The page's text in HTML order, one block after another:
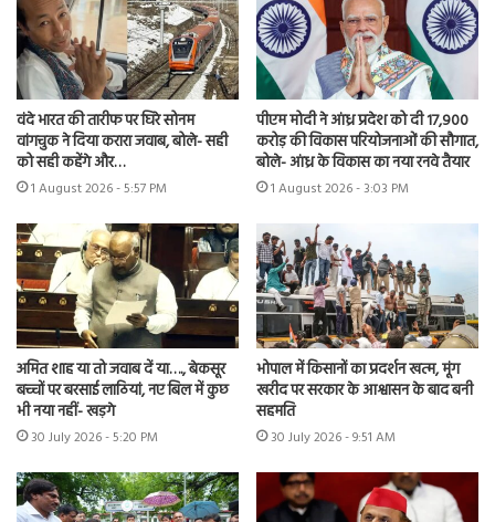
वंदे भारत की तारीफ पर घिरे सोनम
वांगचुक ने दिया करारा जवाब, बोले- सही
को सही कहेंगे और…
1 August 2026 - 5:57 PM
पीएम मोदी ने आंध्र प्रदेश को दी 17,900
करोड़ की विकास परियोजनाओं की सौगात,
बोले- आंध्र के विकास का नया रनवे तैयार
1 August 2026 - 3:03 PM
अमित शाह या तो जवाब दें या…., बेकसूर
बच्चों पर बरसाई लाठियां, नए बिल में कुछ
भी नया नहीं- खड़गे
30 July 2026 - 5:20 PM
भोपाल में किसानों का प्रदर्शन खत्म, मूंग
खरीद पर सरकार के आश्वासन के बाद बनी
सहमति
30 July 2026 - 9:51 AM